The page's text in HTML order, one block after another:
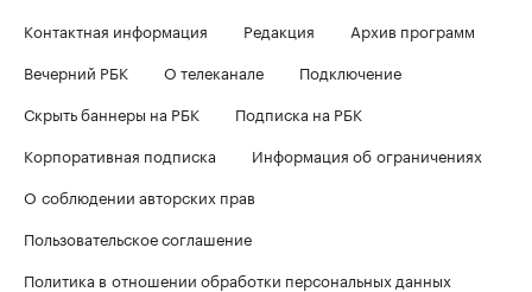
Контактная информация Редакция
Архив программ
Вечерний РБК
О телеканале
Подключение
Скрыть баннеры на РБК
Подписка на РБК
Корпоративная подписка
Информация об ограничениях
О соблюдении авторских прав
Пользовательское соглашение
Политика в отношении обработки персональных данных